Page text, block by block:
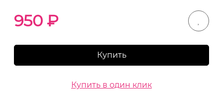
950 ₽
Купить
Купить в один клик